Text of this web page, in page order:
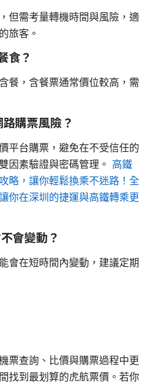
但需考量轉機時間與風險，適
旅客。
食？
餐，含餐票通常價位較高，需
購票風險？
平台購票，避免在不受信任的
因素驗證與密碼管理。 高鐵
略，讓你輕鬆換乘不迷路！全
你在深圳的捷運與高鐵轉乘更
會變動？
會在短時間內變動，建議定期
票查詢、比價與購票過程中更
找到最划算的虎航票價。若你